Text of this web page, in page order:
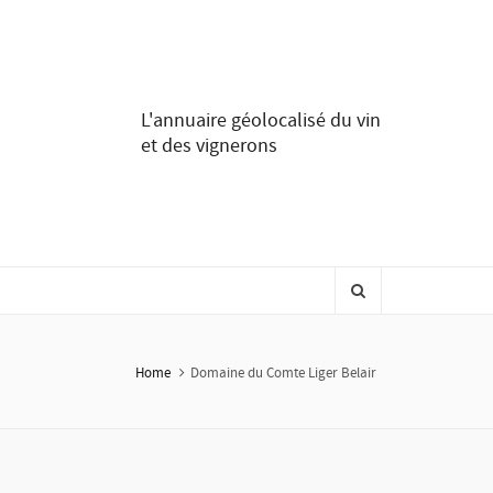
L'annuaire géolocalisé du vin
et des vignerons
Home Domaine du Comte Liger Belair